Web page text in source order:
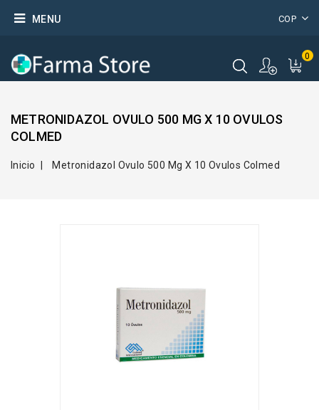
COP
MENU
0
METRONIDAZOL OVULO 500 MG X 10 OVULOS
COLMED
Inicio Metronidazol Ovulo 500 Mg X 10 Ovulos Colmed